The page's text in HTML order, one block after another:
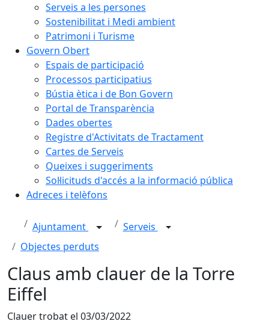
Serveis a les persones
Sostenibilitat i Medi ambient
Patrimoni i Turisme
Govern Obert
Espais de participació
Processos participatius
Bústia ètica i de Bon Govern
Portal de Transparència
Dades obertes
Registre d'Activitats de Tractament
Cartes de Serveis
Queixes i suggeriments
Sol·licituds d'accés a la informació pública
Adreces i telèfons
Ajuntament
Serveis
Objectes perduts
Claus amb clauer de la Torre
Eiffel
Clauer trobat el 03/03/2022